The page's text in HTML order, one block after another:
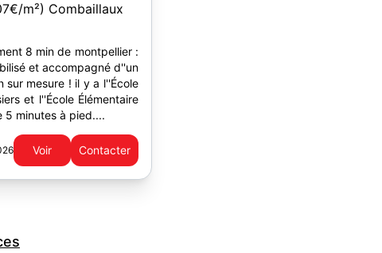
m²) Combaillaux
8 min de montpellier :
et accompagné d''un
! il y a l''École
et l''École Élémentaire
5 minutes à pied....
Voir Contacter